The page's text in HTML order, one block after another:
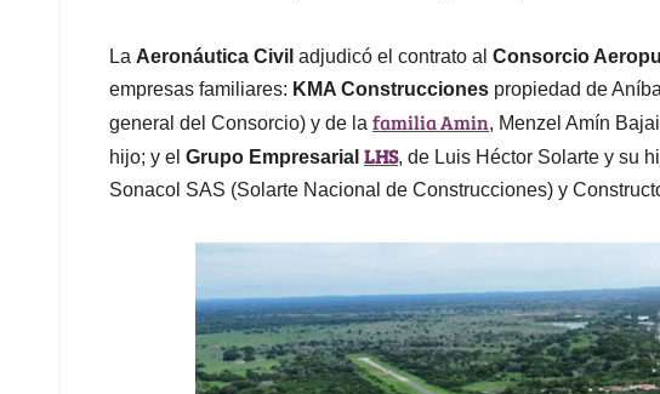
La Aeronáutica Civil adjudicó el contrato al Consorcio
empresas familiares: KMA Construcciones propiedad de
general del Consorcio) y de la familia Amin, Menzel Amín
hijo; y el Grupo Empresarial LHS, de Luis Héctor Solarte y su
Sonacol SAS (Solarte Nacional de Construcciones) y